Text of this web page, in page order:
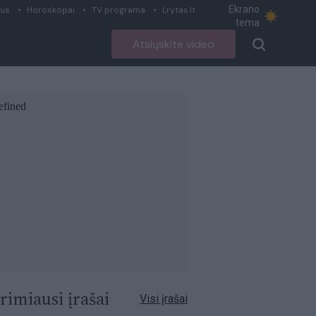
Horoskopai TV programa Lrytas.lt
Ekrano
tema
Atsiųskite video
įrašai Visi įrašai